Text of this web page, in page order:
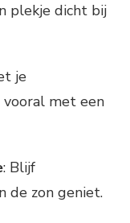
plekje dicht bij
je
vooral met een
: Blijf
de zon geniet.